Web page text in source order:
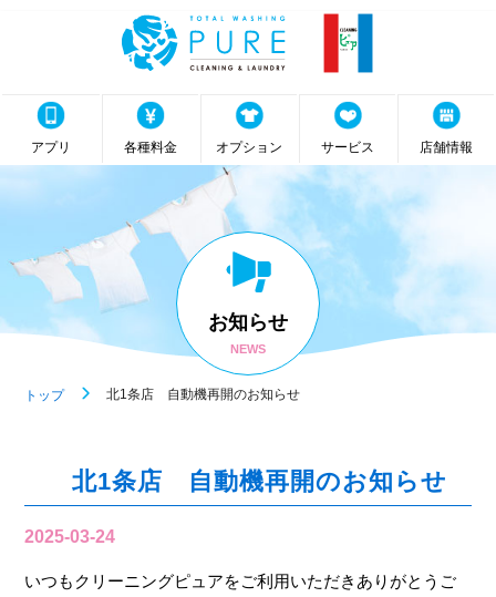
アプリ 各種料金 オプション サービス 店舗情報
お知らせ
NEWS
トップ 北1条店 自動機再開のお知らせ
北1条店 自動機再開のお知らせ
2025-03-24
いつもクリーニングピュアをご利用いただきありがとうご